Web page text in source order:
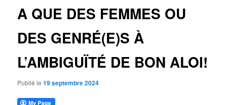
A QUE DES FEMMES OU
DES GENRÉ(E)S À
L’AMBIGUÏTÉ DE BON ALOI!
Publié le19 septembre 2024